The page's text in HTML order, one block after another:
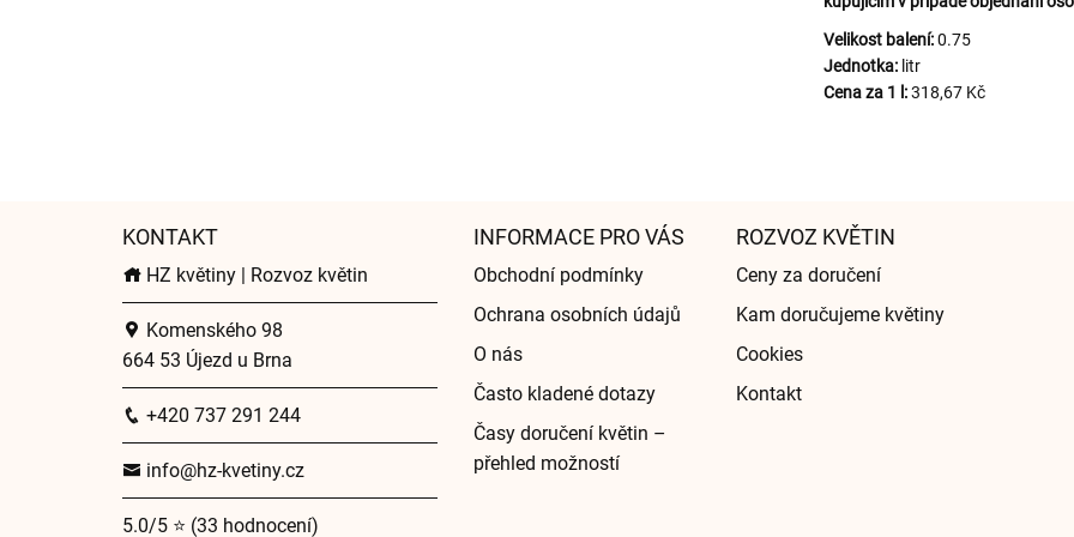
Velikost balení:0.75
Jednotka: litr
Cena za 1 l:318,67 Kč
KONTAKT
HZ květiny | Rozvoz květin
Komenského 98
664 53 Újezd u Brna
+420 737 291 244
info@hz-kvetiny.cz
5.0/5 ⭐ (33 hodnocení)
INFORMACE PRO VÁS
Obchodní podmínky
Ochrana osobních údajů
O nás
Často kladené dotazy
Časy doručení květin –
přehled možností
ROZVOZ KVĚTIN
Ceny za doručení
Kam doručujeme květiny
Cookies
Kontakt